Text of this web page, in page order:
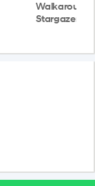
Walkaround
Stargazer X-